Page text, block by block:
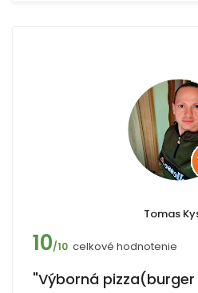
Tomas
10/10 celkové hodnotenie
"Výborná pizza(burger